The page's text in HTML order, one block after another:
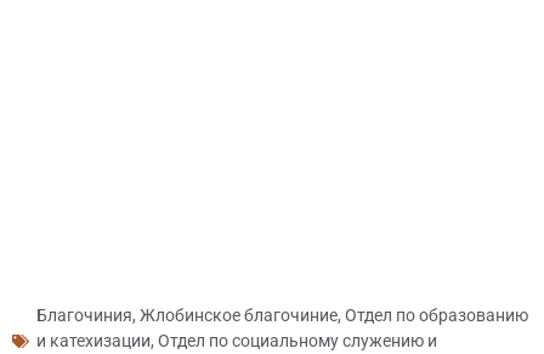
Благочиния, Жлобинское благочиние, Отдел по образованию
и катехизации, Отдел по социальному служению и